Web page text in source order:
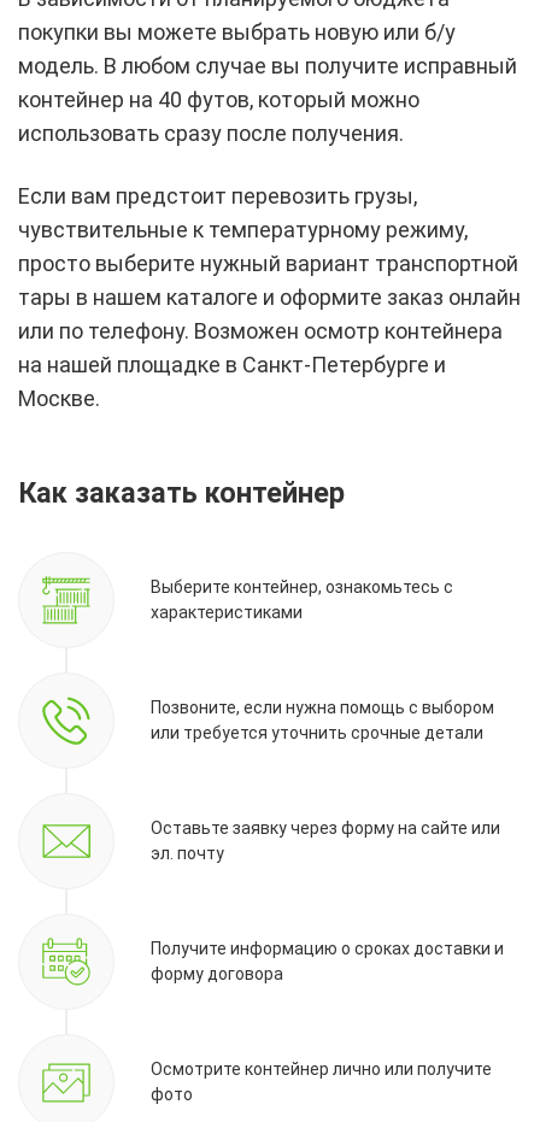
покупки вы можете выбрать новую или б/у
модель. В любом случае вы получите исправный
контейнер на 40 футов, который можно
использовать сразу после получения.
Если вам предстоит перевозить грузы,
чувствительные к температурному режиму,
просто выберите нужный вариант транспортной
тары в нашем каталоге и оформите заказ онлайн
или по телефону. Возможен осмотр контейнера
на нашей площадке в Санкт-Петербурге и
Москве.
Как заказать контейнер
Выберите контейнер, ознакомьтесь с
характеристиками
Позвоните, если нужна помощь с выбором
или требуется уточнить срочные детали
Оставьте заявку через форму на сайте или
эл. почту
Получите информацию о сроках доставки и
форму договора
Осмотрите контейнер лично или получите
фото